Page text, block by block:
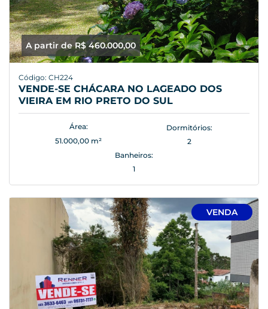
A partir de R$ 460.000,00
Código: CH224
VENDE-SE CHÁCARA NO LAGEADO DOS
VIEIRA EM RIO PRETO DO SUL
Área:
51.000,00 m²
Dormitórios:
2
Banheiros:
1
VENDA